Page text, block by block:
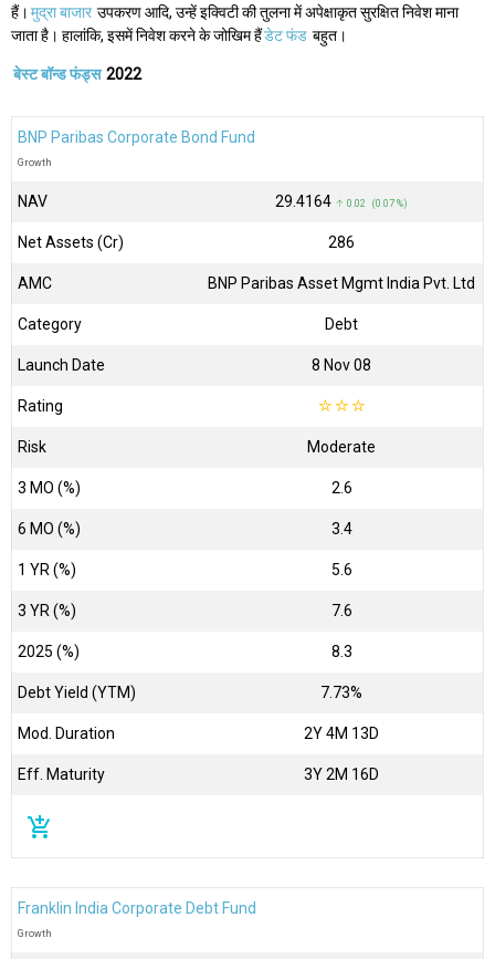
हैं। मुद्रा बाजार उपकरण आदि, उन्हें इक्विटी की तुलना में अपेक्षाकृत सुरक्षित निवेश माना
जाता है। हालांकि, इसमें निवेश करने के जोखिम हैंडेट फंड बहुत।
बेस्ट बॉन्ड फंड्स 2022
BNP Paribas Corporate Bond Fund
Growth
NAV ₹29.4164 ↑ 0.02 (0.07 %)
Net Assets (Cr) ₹286
AMC BNP Paribas Asset Mgmt India Pvt. Ltd
Category Debt
Launch Date 8 Nov 08
Rating ☆☆☆
Risk Moderate
3 MO (%) 2.6
6 MO (%) 3.4
1 YR (%) 5.6
3 YR (%) 7.6
2025 (%) 8.3
Debt Yield (YTM) 7.73%
Mod. Duration 2Y 4M 13D
Eff. Maturity 3Y 2M 16D
add_shopping_cart
Franklin India Corporate Debt Fund
Growth